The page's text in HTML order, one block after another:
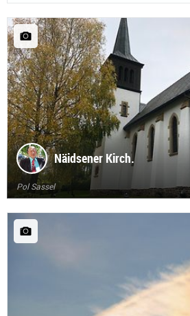
Näidsener Kirch.
Pol Sassel